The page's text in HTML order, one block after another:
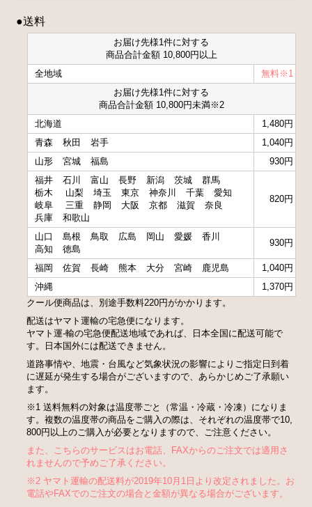
●送料
お届け先様1件に対する
商品合計金額 10,800円以上
全地域
無料※1
お届け先様1件に対する
商品合計金額 10,800円未満※2
北海道
1,480円
青森
秋田 岩手
1,040円
山形
宮城 福島
930円
福井
石川 富山 長野 新潟 茨城
群馬
栃木
山梨 埼玉 東京 神奈川 千葉
愛知
岐阜
三重 静岡 大阪 京都 滋賀
奈良
兵庫
和歌山
820円
山口 島根 鳥取 広島 岡山 愛媛
香川
高知
徳島
930円
福岡 佐賀 長崎 熊本 大分 宮崎 鹿児島
1,040円
沖縄
1,370円
クール便商品は、別途手数料220円がかかります。
配送はヤマト運輸の宅急便になります。
ヤマト運-輸の宅急便配送地域であれば、日本全国に配送可能で
す。日本国外には配送できません。
道路事情や、地震・台風など気象状況の影響によりご指定日到着
に遅延が発生する場合がございますので、あらかじめご了承願い
ます。
※1 送料無料の対象は温度帯ごと（常温・冷蔵・冷凍）になりま
す。複数の温度帯の商品をご購入の際は、それぞれの温度帯で10,
800円以上のご購入が必要となりますので、ご注意ください。
また、こちらのサービスはお電話、FAXからのご注文では適用さ
れませんので予めご了承ください。
※2 ヤマト運輸の配送料が2019年10月1日より改定されました。お
電話やFAXでのご注文の場合と金額が異なる場合がございます。